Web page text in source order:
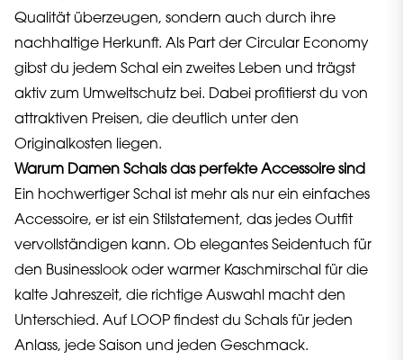
Qualität überzeugen, sondern auch durch ihre
nachhaltige Herkunft. Als Part der Circular Economy
gibst du jedem Schal ein zweites Leben und trägst
aktiv zum Umweltschutz bei. Dabei profitierst du von
attraktiven Preisen, die deutlich unter den
Originalkosten liegen.
Warum Damen Schals das perfekte Accessoire sind
Ein hochwertiger Schal ist mehr als nur ein einfaches
Accessoire, er ist ein Stilstatement, das jedes Outfit
vervollständigen kann. Ob elegantes Seidentuch für
den Businesslook oder warmer Kaschmirschal für die
kalte Jahreszeit, die richtige Auswahl macht den
Unterschied. Auf LOOP findest du Schals für jeden
Anlass, jede Saison und jeden Geschmack.